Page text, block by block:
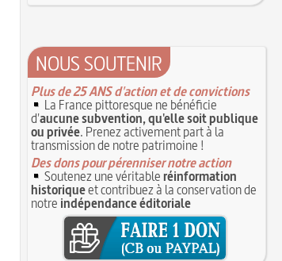
NOUS SOUTENIR
Plus de 25 ANS d'action et de convictions
La France pittoresque ne bénéficie
d'aucune subvention, qu'elle soit publique
ou privée. Prenez activement part à la
transmission de notre patrimoine !
Des dons pour pérenniser notre action
Soutenez une véritableréinformation
historiqueet contribuez à la conservation de
notre indépendance éditoriale